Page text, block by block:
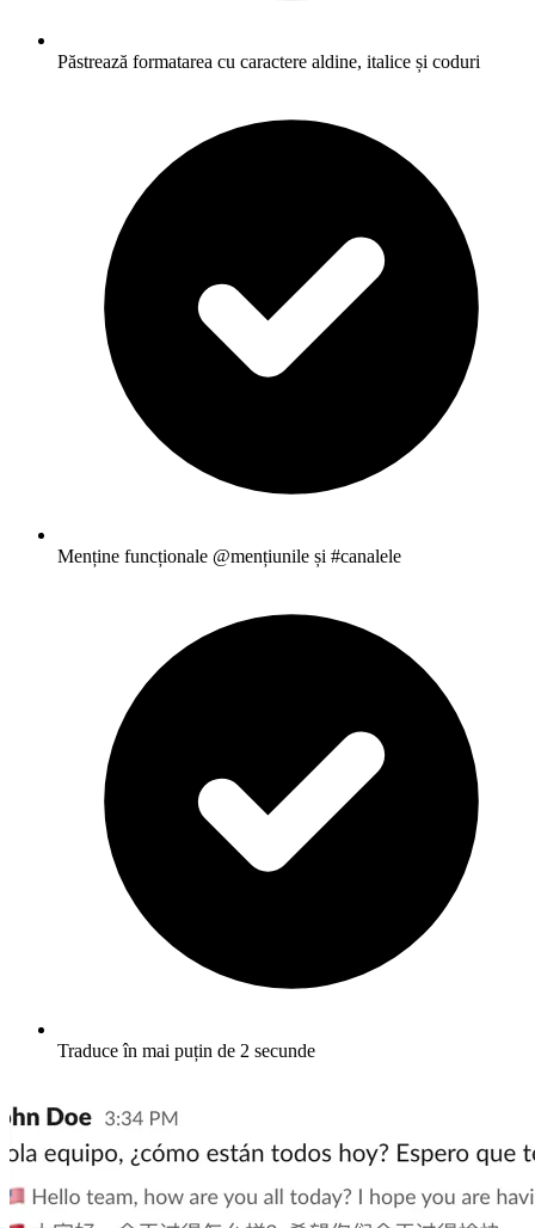
Păstrează formatarea cu caractere aldine, italice și coduri
Menține funcționale @mențiunile și #canalele
Traduce în mai puțin de 2 secunde